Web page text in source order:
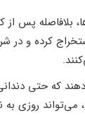
بلافاصله پس
کرده و در
که حتی
می‌تواند روزی